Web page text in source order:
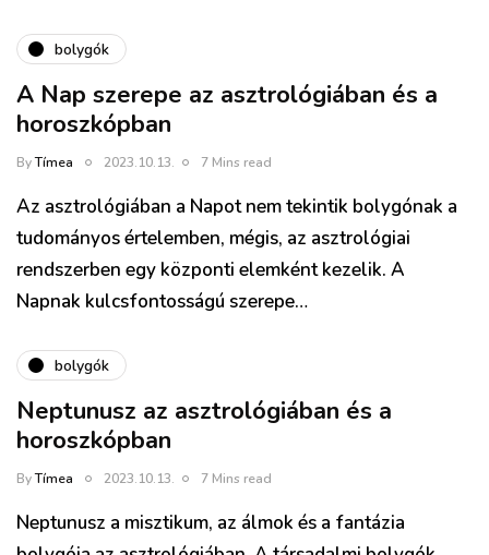
bolygók
A Nap szerepe az asztrológiában és a
horoszkópban
ByTímea 2023.10.13. 7 Mins read
Az asztrológiában a Napot nem tekintik bolygónak a
tudományos értelemben, mégis, az asztrológiai
rendszerben egy központi elemként kezelik. A
Napnak kulcsfontosságú szerepe…
bolygók
Neptunusz az asztrológiában és a
horoszkópban
ByTímea 2023.10.13. 7 Mins read
Neptunusz a misztikum, az álmok és a fantázia